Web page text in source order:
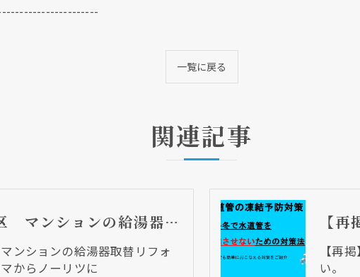
一覧に戻る
関連記事
大阪市西成区 マンションの給湯器取替リフォーム工事 パロマからノーリツに
ンションの給湯器取替リフォ
からノーリツに
【再
い。